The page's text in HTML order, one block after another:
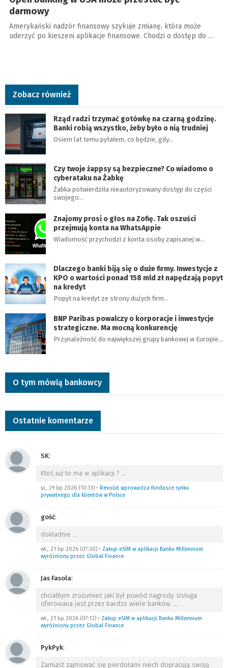
darmowy
Amerykański nadzór finansowy szykuje zmianę, która może
uderzyć po kieszeni aplikacje finansowe. Chodzi o dostęp do …
Zobacz również
Rząd radzi trzymać gotówkę na czarną godzinę.
Banki robią wszystko, żeby było o nią trudniej
Osiem lat temu pytałem, co będzie, gdy…
Czy twoje żappsy są bezpieczne? Co wiadomo o
cyberataku na Żabkę
Żabka potwierdziła nieautoryzowany dostęp do części
swojego…
Znajomy prosi o głos na Zofię. Tak oszuści
przejmują konta na WhatsAppie
Wiadomość przychodzi z konta osoby zapisanej w…
Dlaczego banki biją się o duże firmy. Inwestycje z
KPO o wartości ponad 158 mld zł napędzają popyt
na kredyt
Popyt na kredyt ze strony dużych firm…
BNP Paribas powalczy o korporacje i inwestycje
strategiczne. Ma mocną konkurencję
Przynależność do największej grupy bankowej w Europie…
O tym mówią bankowcy
Ostatnie komentarze
SK:
Ktoś już to ma w aplikacji ? …
śr., 29 lip 2026 (10:13) • Revolut wprowadza fundusze rynku
prywatnego dla klientów w Polsce
gość:
dokładnie …
wt., 21 lip 2026 (07:30) • Zakup eSIM w aplikacji Banku Millennium
wyróżniony przez Global Finance
Jas Fasola:
chciałbym zrozumieć jaki był powód nagrody. Usługa
oferowana jest przez bardzo wiele banków. …
wt., 21 lip 2026 (07:12) • Zakup eSIM w aplikacji Banku Millennium
wyróżniony przez Global Finance
PykPyk:
Zamiast zajmować się pierdołami niech dopracują swoją